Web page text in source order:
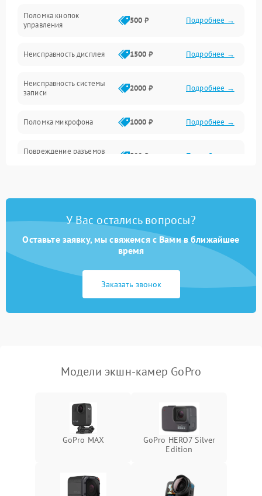
Управление
ПО
Корпус/Герметичность
Поломка кнопок
управления
500 ₽ Подробнее →
Неисправность дисплея 1500 ₽ Подробнее →
Неисправность системы
записи
2000 ₽ Подробнее →
Поломка микрофона 1000 ₽ Подробнее →
Повреждение разъемов
500 ₽ Подробнее →
стабилизации
Поломка системы Wi-Fi 1500 ₽
Повреждение системы
GPS
Подробнее →
Неисправность системы
1000 ₽
Повреждение системы
защиты от перегрева
1000 ₽ Подробнее →
Подробнее →
У Вас остались вопросы?
Оставьте заявку, мы свяжемся с Вами в ближайшее
время
Заказать звонок
Модели экшн-камер GoPro
GoPro MAX
GoPro HERO7 Silver
Edition